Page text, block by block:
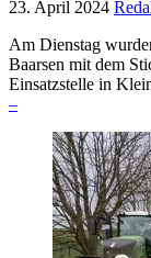
23. April 2024
Am Dienstag
Baarsen mit dem
Einsatzstelle in
–